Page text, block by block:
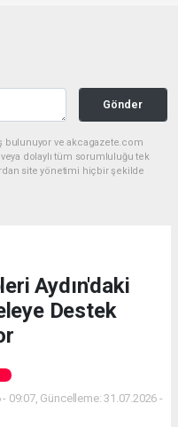
Gönder
bulunuyor ve akcagazete.com
dolaylı tüm sorumluluğu tek
site yönetimi hiçbir şekilde
Aydın'daki
Destek
09:07, Güncelleme: 31.07.2026 -